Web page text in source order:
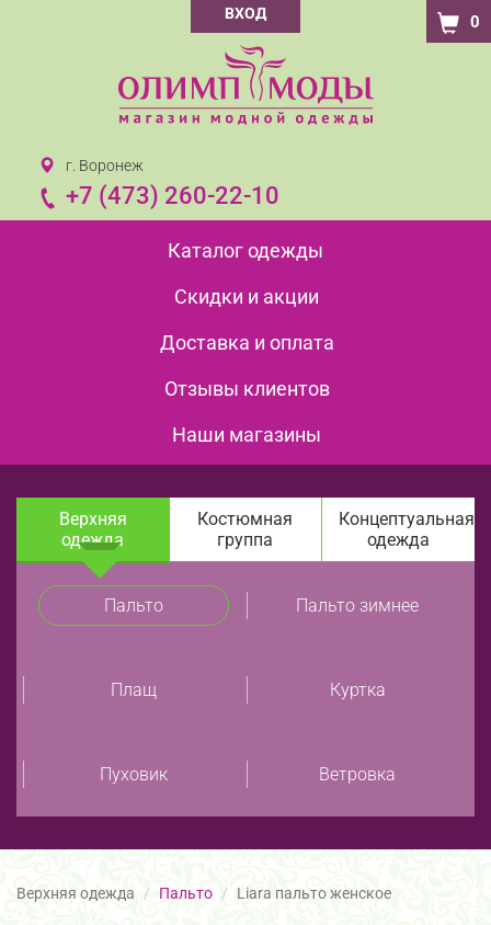
ВХОД 0
г. Воронеж
+7 (473) 260-22-10
Каталог одежды
Скидки и акции
Доставка и оплата
Отзывы клиентов
Наши магазины
Верхняя
одежда
Костюмная
группа
Концептуальная
одежда
Пальто Пальто зимнее
Плащ Куртка
Пуховик Ветровка
Верхняя одежда Пальто Liara пальто женское